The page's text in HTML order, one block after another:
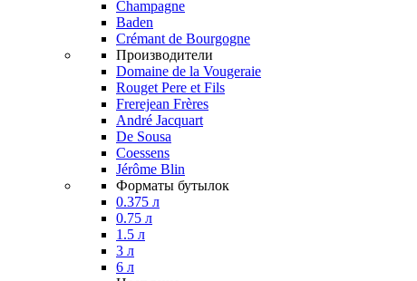
Champagne
Baden
Crémant de Bourgogne
Производители
Domaine de la Vougeraie
Rouget Pere et Fils
Frerejean Frères
André Jacquart
De Sousa
Coessens
Jérôme Blin
Форматы бутылок
0.375 л
0.75 л
1.5 л
3 л
6 л